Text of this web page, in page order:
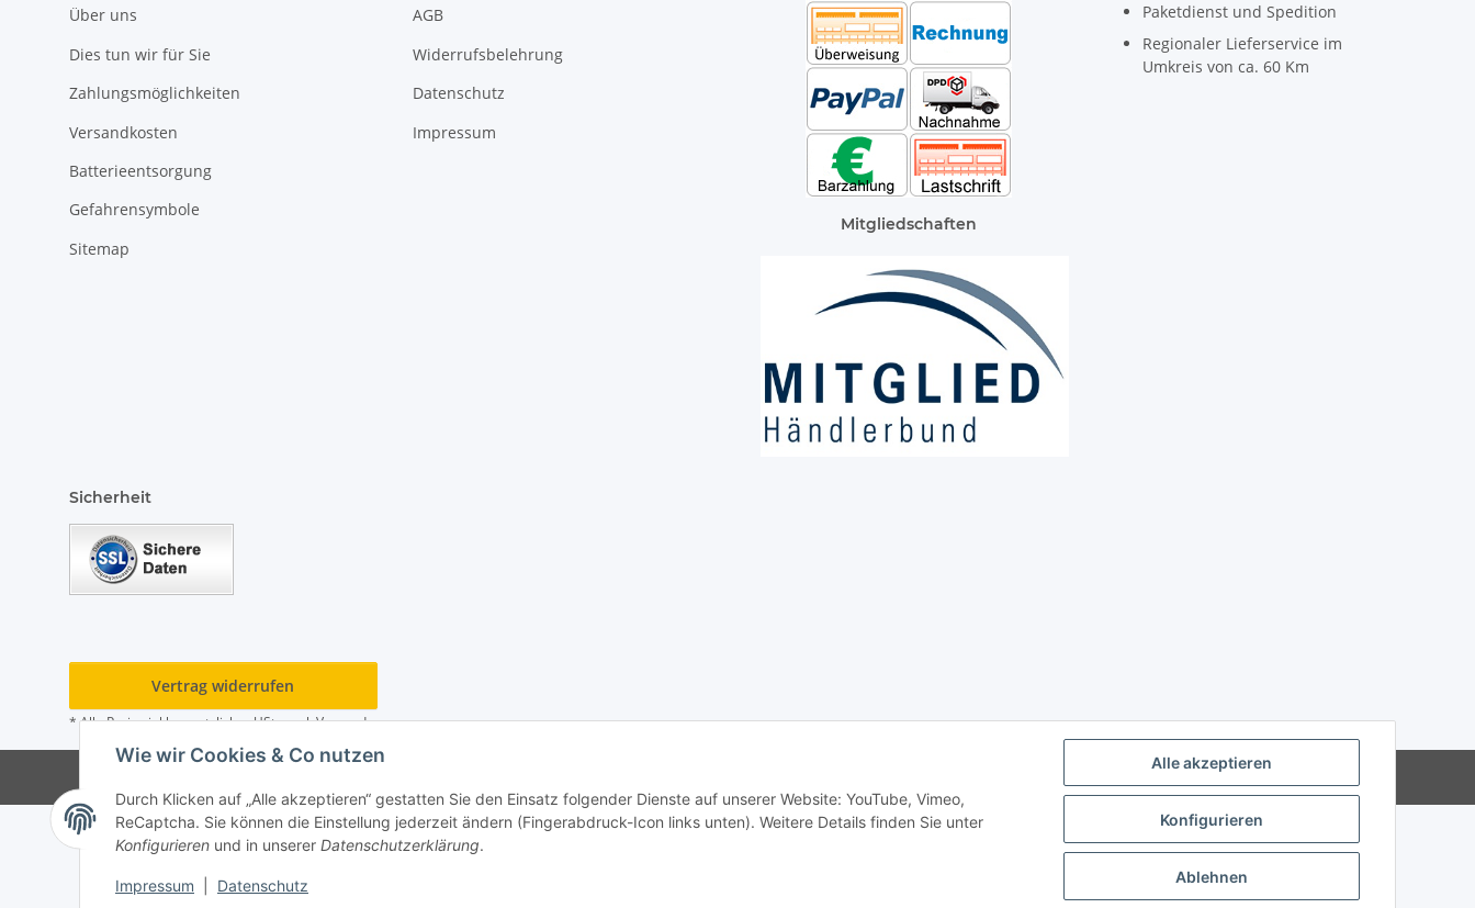
Alle akzeptieren
Konfigurieren
Ablehnen
Wie wir Cookies & Co nutzen
Durch Klicken auf „Alle akzeptieren“ gestatten Sie den Einsatz folgender Dienste auf unserer Website: YouTube, Vimeo,
ReCaptcha. Sie können die Einstellung jederzeit ändern (Fingerabdruck-Icon links unten). Weitere Details finden Sie unter
Konfigurieren und in unserer Datenschutzerklärung.
Impressum Datenschutz
Über uns
Dies tun wir für Sie
Zahlungsmöglichkeiten
Versandkosten
Batterieentsorgung
Gefahrensymbole
Sitemap
AGB
Widerrufsbelehrung
Datenschutz
Impressum
Mitgliedschaften
Paketdienst und Spedition
Regionaler Lieferservice im
Umkreis von ca. 60 Km
Sicherheit
Vertrag widerrufen
* Alle Preise inkl. gesetzlicher USt., zzgl.Versand